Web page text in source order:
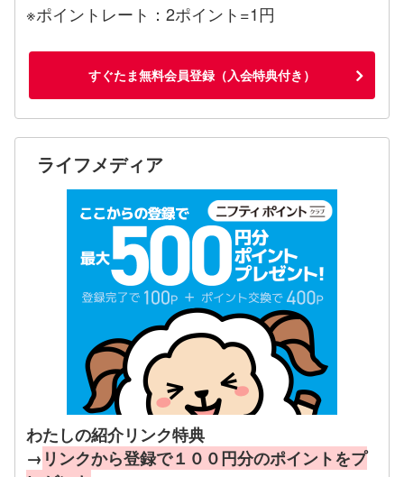
※ポイントレート：2ポイント=1円
すぐたま無料会員登録（入会特典付き）
ライフメディア
わたしの紹介リンク特典
→ リンクから登録で１００円分のポイントをプ